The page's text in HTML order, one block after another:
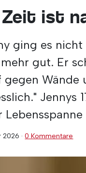
ist
ging es
gut. Er
gegen
Jennys
2026 ·0 Kommentare